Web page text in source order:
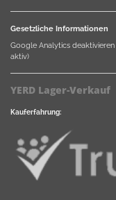
Gesetzliche Informationen
Google Analytics deaktivieren
aktiv)
YERD Lager-Verkauf
Kauferfahrung: